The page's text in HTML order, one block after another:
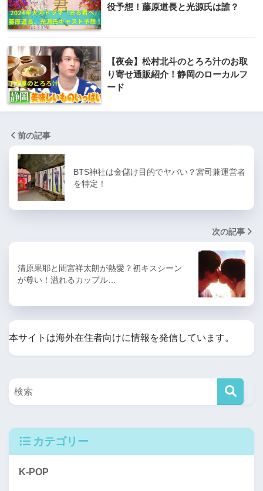
役予想！藤原道長と光源氏は誰？
【夜会】松村北斗のとろろ汁のお取
り寄せ通販紹介！静岡のローカルフ
ード
前の記事
BTS神社は金儲け目的でヤバい？宮司兼運営者
を特定！
次の記事
清原果耶と間宮祥太朗が熱愛？初キスシーン
が尊い！溢れるカップル…
本サイトは海外在住者向けに情報を発信しています。
カテゴリー
K-POP